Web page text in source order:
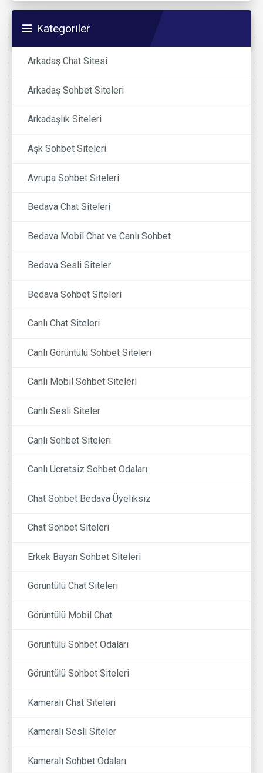
Kategoriler
Arkadaş Chat Sitesi
Arkadaş Sohbet Siteleri
Arkadaşlık Siteleri
Aşk Sohbet Siteleri
Avrupa Sohbet Siteleri
Bedava Chat Siteleri
Bedava Mobil Chat ve Canlı Sohbet
Bedava Sesli Siteler
Bedava Sohbet Siteleri
Canlı Chat Siteleri
Canlı Görüntülü Sohbet Siteleri
Canlı Mobil Sohbet Siteleri
Canlı Sesli Siteler
Canlı Sohbet Siteleri
Canlı Ücretsiz Sohbet Odaları
Chat Sohbet Bedava Üyeliksiz
Chat Sohbet Siteleri
Erkek Bayan Sohbet Siteleri
Görüntülü Chat Siteleri
Görüntülü Mobil Chat
Görüntülü Sohbet Odaları
Görüntülü Sohbet Siteleri
Kameralı Chat Siteleri
Kameralı Sesli Siteler
Kameralı Sohbet Odaları